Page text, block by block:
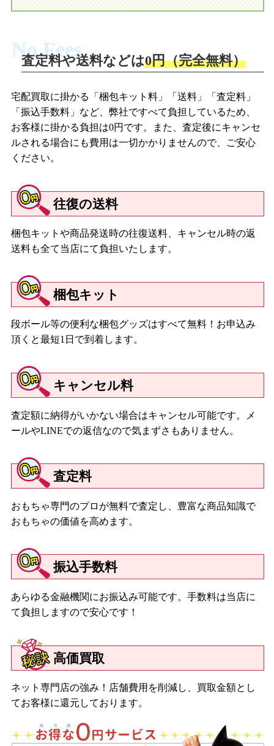
No Fees
査定料や送料などは0円（完全無料）
宅配買取に掛かる「梱包キット料」「送料」「査定料」
「振込手数料」など、弊社ですべて負担しているため、
お客様に掛かる負担は0円です。また、査定後にキャンセ
ルされる場合にも費用は一切かかりませんので、ご安心
ください。
往復の送料
梱包キットや商品発送時の往復送料、キャンセル時の返
送料も全て当店にて負担いたします。
梱包キット
段ボール等の便利な梱包グッズはすべて無料！お申込み
頂くと最短1日で到着します。
キャンセル料
査定額に納得がいかない場合はキャンセル可能です。メ
ールやLINEでの返信なので気まずさもありません。
査定料
おもちゃ専門のプロが無料で査定し、豊富な商品知識で
おもちゃの価値を高めます。
振込手数料
あらゆる金融機関にお振込み可能です。手数料は当店に
て負担しますので安心です！
高価買取
ネット専門店の強み！店舗費用を削減し、買取金額とし
てお客様に還元しております。